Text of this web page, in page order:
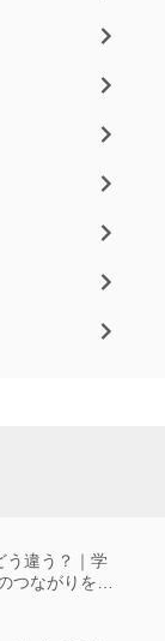
う違う？｜学
つながりを解